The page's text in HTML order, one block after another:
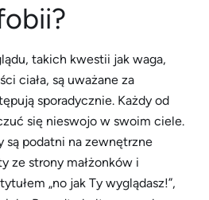
takich kwestii jak waga,
ciała, są uważane za
sporadycznie. Każdy od
się nieswojo w swoim ciele.
są podatni na zewnętrzne
ze strony małżonków i
„no jak Ty wyglądasz!”,